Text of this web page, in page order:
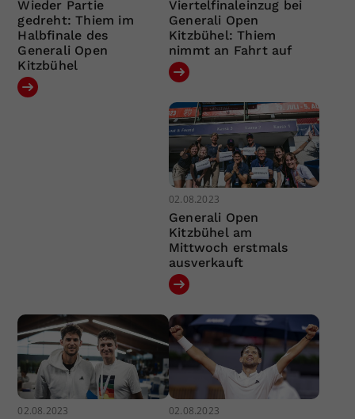
Wieder Partie
gedreht: Thiem im
Halbfinale des
Generali Open
Kitzbühel
Viertelfinaleinzug bei
Generali Open
Kitzbühel: Thiem
nimmt an Fahrt auf
02.08.2023
Generali Open
Kitzbühel am
Mittwoch erstmals
ausverkauft
02.08.2023 02.08.2023